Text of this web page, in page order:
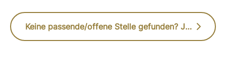
Keine passende/offene Stelle gefunden? Jetzt initiativ bewerben